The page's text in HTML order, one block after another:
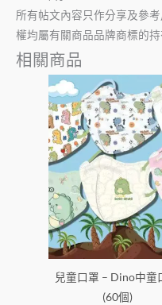
所有帖文內容只作分享及參
權均屬有關商品品牌商標的
相關商品
兒童口罩 – Dino中童
(60個)